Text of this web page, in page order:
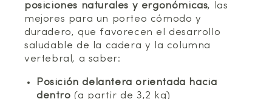
posiciones naturales y ergonómicas, las
mejores para un porteo cómodo y
duradero, que favorecen el desarrollo
saludable de la cadera y la columna
vertebral, a saber:
Posición delantera orientada hacia
dentro (a partir de 3,2 kg)